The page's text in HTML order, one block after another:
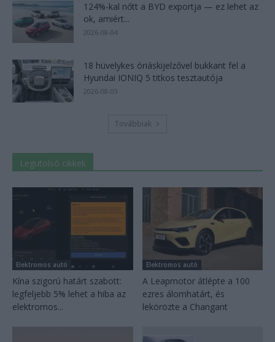
124%-kal nőtt a BYD exportja — ez lehet az
ok, amiért...
2026-08-04
18 hüvelykes óriáskijelzővel bukkant fel a
Hyundai IONIQ 5 titkos tesztautója
2026-08-03
Továbbiak
Legutolsó cikkek
Elektromos autó
Kína szigorú határt szabott:
legfeljebb 5% lehet a hiba az
elektromos...
Elektromos autó
A Leapmotor átlépte a 100
ezres álomhatárt, és
lekörözte a Changant